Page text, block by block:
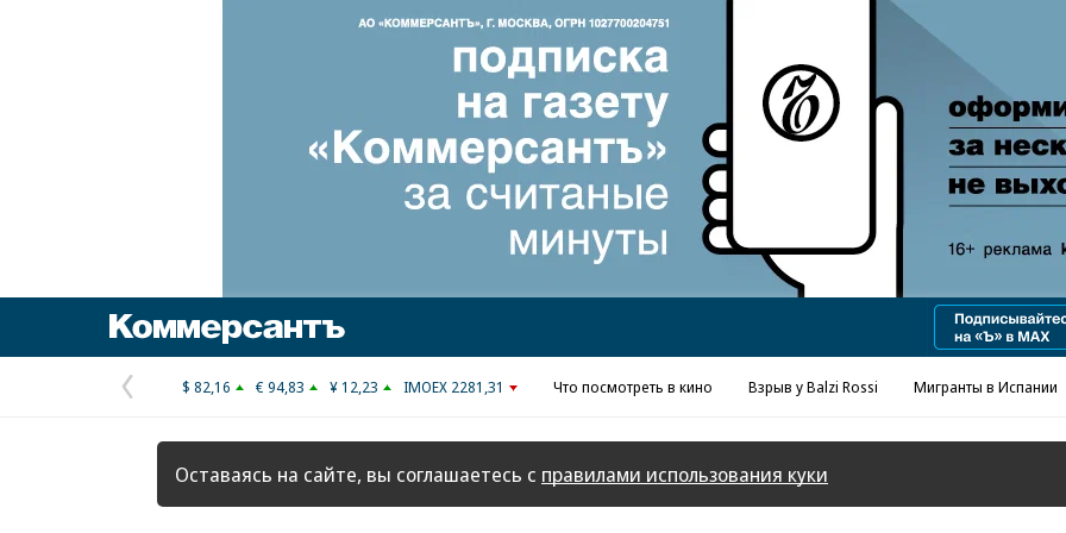
Реклама в «Ъ» www.kommersant.ru/ad
Предыдущая
страница
$ 82,16 € 94,83 ¥ 12,23 IMOEX 2281,31 Что посмотреть в кино Взрыв у Balzi Rossi Мигранты в Испании
Оставаясь на сайте, вы соглашаетесь с правилами использования куки